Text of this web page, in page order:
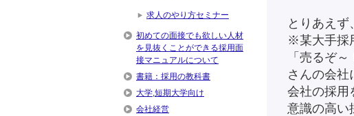
とりあえず
※某大手採
「売るぞ
さんの会社
会社の採用
意識の高い
求人のやり方セミナー
初めての面接でも欲しい人材
を見抜くことができる採用面
接マニュアルについて
書籍：採用の教科書
大学,短期大学向け
会社経営